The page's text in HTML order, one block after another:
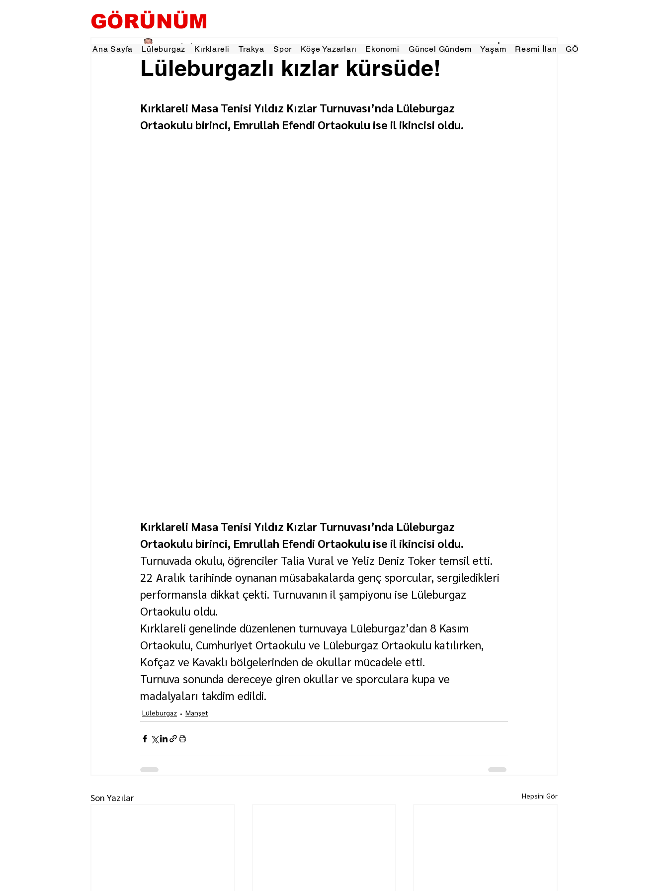
GÖRÜNÜM
Ana Sayfa Lüleburgaz Kırklareli Trakya Spor Köşe Yazarları Ekonomi Güncel Gündem Yaşam Resmi İlan GÖRÜNÜMTV
Lüleburgazlı kızlar kürsüde!
Tevfik İŞÇİ 24 Ara 2025 1 dakikada okunur
Kırklareli Masa Tenisi Yıldız Kızlar Turnuvası’nda Lüleburgaz
Ortaokulu birinci, Emrullah Efendi Ortaokulu ise il ikincisi oldu.
Kırklareli Masa Tenisi Yıldız Kızlar Turnuvası’nda Lüleburgaz
Ortaokulu birinci, Emrullah Efendi Ortaokulu ise il ikincisi oldu.
Turnuvada okulu, öğrenciler Talia Vural ve Yeliz Deniz Toker temsil etti.
22 Aralık tarihinde oynanan müsabakalarda genç sporcular, sergiledikleri
performansla dikkat çekti. Turnuvanın il şampiyonu ise Lüleburgaz
Ortaokulu oldu.
Kırklareli genelinde düzenlenen turnuvaya Lüleburgaz’dan 8 Kasım
Ortaokulu, Cumhuriyet Ortaokulu ve Lüleburgaz Ortaokulu katılırken,
Kofçaz ve Kavaklı bölgelerinden de okullar mücadele etti.
Turnuva sonunda dereceye giren okullar ve sporculara kupa ve
madalyaları takdim edildi.
Lüleburgaz Manşet
Son Yazılar Hepsini Gör